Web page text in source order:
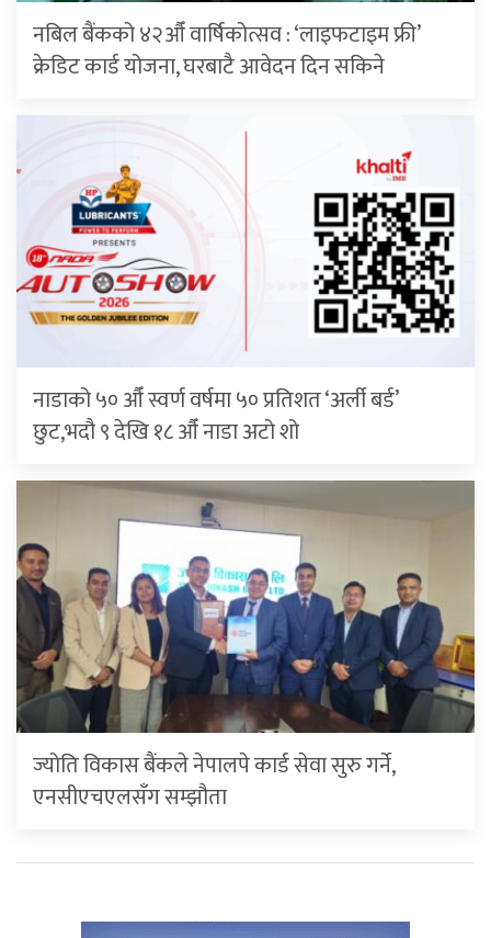
नबिल बैंकको ४२औँ वार्षिकोत्सव : ‘लाइफटाइम फ्री’
क्रेडिट कार्ड योजना, घरबाटै आवेदन दिन सकिने
नाडाको ५० औँ स्वर्ण वर्षमा ५० प्रतिशत ‘अर्ली बर्ड’
छुट,भदौ ९ देखि १८ औँ नाडा अटो शो
ज्योति विकास बैंकले नेपालपे कार्ड सेवा सुरु गर्ने,
एनसीएचएलसँग सम्झौता